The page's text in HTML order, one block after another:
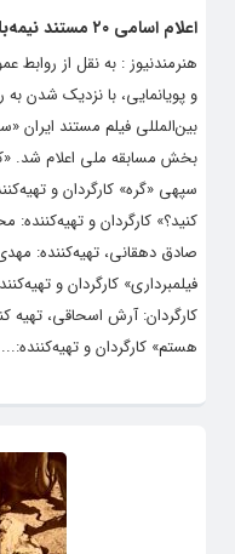
اعلام اسامی ۲۰ مستند نیمه‌بلند نوزدهمین جشنواره «سینماحقیقت»
هنرمندنیوز : به نقل از
و پویانمایی، با نزدیک شدن
بخش مسابقه ملی اعلام شد.
سپهی «گره» کارگردان و
کنید؟» کارگردان و
صادق دهقانی، تهیه‌کننده:
فیلمبرداری» کارگردان و
کارگردان: آرش اسحاقی، تهیه
هستم» کارگردان و تهیه‌کننده:...